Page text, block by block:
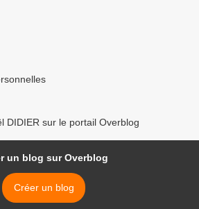
DIDIER sur le portail Overblog
un blog sur Overblog
Créer un blog